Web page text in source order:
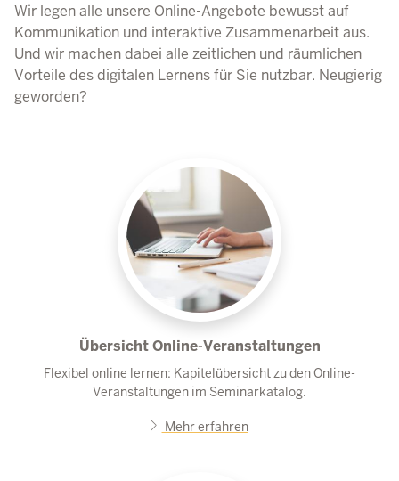
Wir legen alle unsere Online-Angebote bewusst auf
Kommunikation und interaktive Zusammenarbeit aus.
Und wir machen dabei alle zeitlichen und räumlichen
Vorteile des digitalen Lernens für Sie nutzbar. Neugierig
geworden?
Übersicht Online-Veranstaltungen
Flexibel online lernen: Kapitelübersicht zu den Online-
Veranstaltungen im Seminarkatalog.
Mehr erfahren